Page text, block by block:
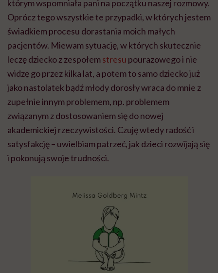
którym wspomniała pani na początku naszej rozmowy.
Oprócz tego wszystkie te przypadki, w których jestem
świadkiem procesu dorastania moich małych
pacjentów. Miewam sytuację, w których skutecznie
leczę dziecko z zespołemstresu pourazowego i nie
widzę go przez kilka lat, a potem to samo dziecko już
jako nastolatek bądź młody dorosły wraca do mnie z
zupełnie innym problemem, np. problemem
związanym z dostosowaniem się do nowej
akademickiej rzeczywistości. Czuję wtedy radość i
satysfakcję – uwielbiam patrzeć, jak dzieci rozwijają się
i pokonują swoje trudności.